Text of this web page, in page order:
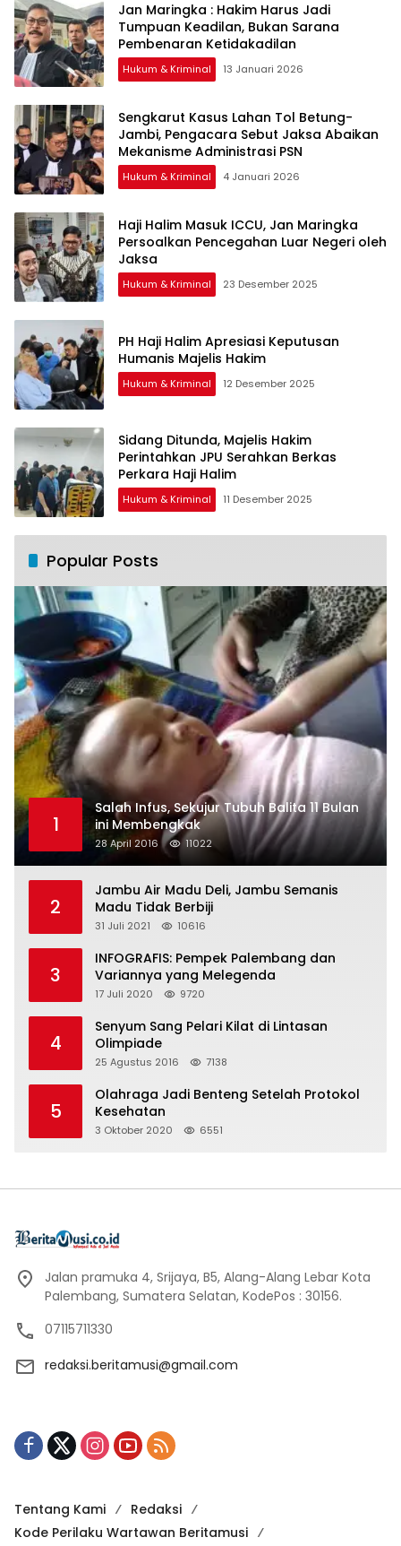
Jan Maringka : Hakim Harus Jadi
Tumpuan Keadilan, Bukan Sarana
Pembenaran Ketidakadilan
Hukum & Kriminal 13 Januari 2026
Sengkarut Kasus Lahan Tol Betung-
Jambi, Pengacara Sebut Jaksa Abaikan
Mekanisme Administrasi PSN
Hukum & Kriminal 4 Januari 2026
Haji Halim Masuk ICCU, Jan Maringka
Persoalkan Pencegahan Luar Negeri oleh
Jaksa
Hukum & Kriminal 23 Desember 2025
PH Haji Halim Apresiasi Keputusan
Humanis Majelis Hakim
Hukum & Kriminal 12 Desember 2025
Sidang Ditunda, Majelis Hakim
Perintahkan JPU Serahkan Berkas
Perkara Haji Halim
Hukum & Kriminal 11 Desember 2025
Popular Posts
1
Salah Infus, Sekujur Tubuh Balita 11 Bulan
ini Membengkak
28 April 2016 11022
2
Jambu Air Madu Deli, Jambu Semanis
Madu Tidak Berbiji
31 Juli 2021 10616
3
INFOGRAFIS: Pempek Palembang dan
Variannya yang Melegenda
17 Juli 2020 9720
4
Senyum Sang Pelari Kilat di Lintasan
Olimpiade
25 Agustus 2016 7138
5
Olahraga Jadi Benteng Setelah Protokol
Kesehatan
3 Oktober 2020 6551
Jalan pramuka 4, Srijaya, B5, Alang-Alang Lebar Kota
Palembang, Sumatera Selatan, KodePos : 30156.
07115711330
redaksi.beritamusi@gmail.com
Tentang Kami
Redaksi
Kode Perilaku Wartawan Beritamusi